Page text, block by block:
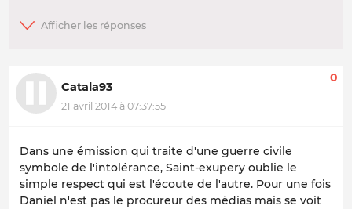
Catala93
21 avril 2014 à 07:37:55
0
Dans une émission qui traite d'une guerre civile
symbole de l'intolérance, Saint-exupery oublie le
simple respect qui est l'écoute de l'autre. Pour une fois
Daniel n'est pas le procureur des médias mais se voit